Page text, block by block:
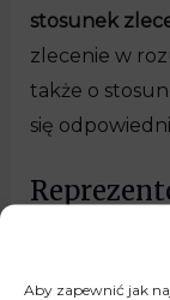
Aby zapewnić jak
stosunek
zlecenie w
także o
się
usługi
Sprawa, w